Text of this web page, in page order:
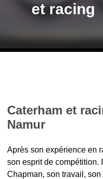
et racing
Caterham et
Namur
Après son expérience en
son esprit de compétition.
Chapman, son travail,